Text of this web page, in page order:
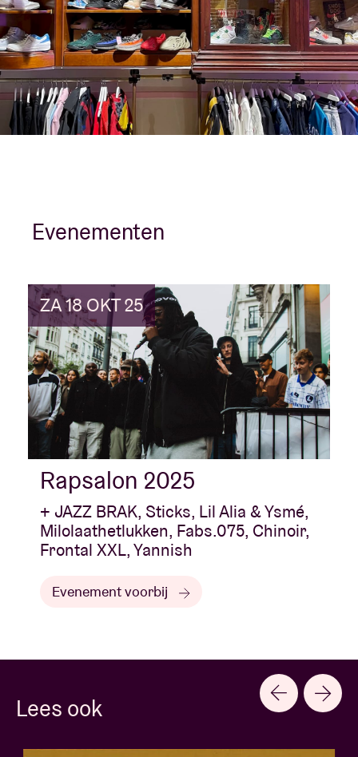
Evenementen
ZA 18 OKT 25
Rapsalon 2025
+ JAZZ BRAK, Sticks, Lil Alia & Ysmé,
Milolaathetlukken, Fabs.075, Chinoir,
Frontal XXL, Yannish
Evenement voorbij
Lees ook